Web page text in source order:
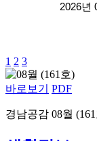
2026년
1 2 3
바로보기 PDF
경남공감 08월